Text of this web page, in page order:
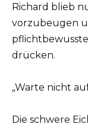
Richard blieb
vorzubeugen
drücken.
„Warte nicht
Die schwere